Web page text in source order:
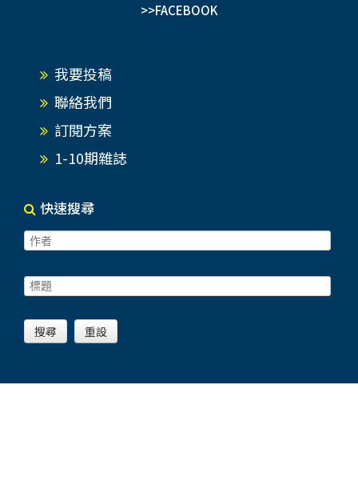
>>FACEBOOK
我要投稿
聯絡我們
訂閱方案
1-10期雜誌
快速搜尋